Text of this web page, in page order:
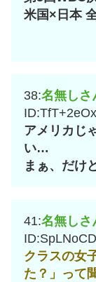
米国×日本
38:名無しさ
アメリカじ
い…
まぁ、だけ
41:名無しさ
クラスの女
た？」って